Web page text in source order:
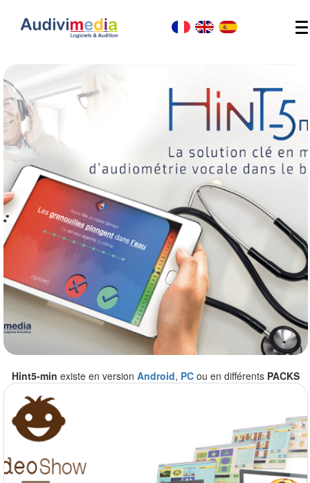
Hint5-min existe en version Android, PC ou en différents PACKS